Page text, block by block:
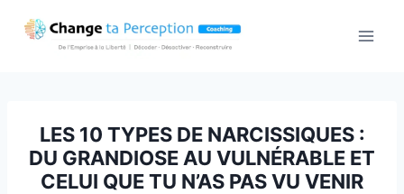
LES 10 TYPES DE NARCISSIQUES :
DU GRANDIOSE AU VULNÉRABLE ET
CELUI QUE TU N’AS PAS VU VENIR